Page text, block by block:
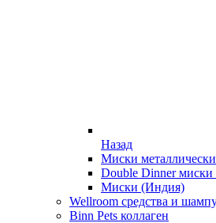
Назад
Миски
Double Dinner миски
Миски (Индия)
Wellroom средства и
Binn Pets коллаген